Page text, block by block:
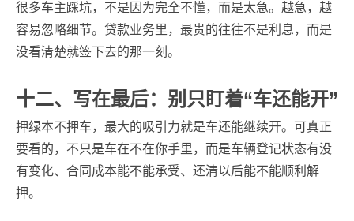
很多车主踩坑，不是因为完全不懂，而是太急。越急，越
容易忽略细节。贷款业务里，最贵的往往不是利息，而是
没看清楚就签下去的那一刻。
十二、写在最后：别只盯着“车还能开”
押绿本不押车，最大的吸引力就是车还能继续开。可真正
要看的，不只是车在不在你手里，而是车辆登记状态有没
有变化、合同成本能不能承受、还清以后能不能顺利解
押。